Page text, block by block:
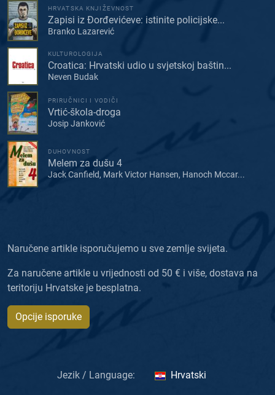
HRVATSKA KNJIŽEVNOST
Zapisi iz Đorđevićeve: istinite policijske...
Branko Lazarević
KULTUROLOGIJA
Croatica: Hrvatski udio u svjetskoj baštin...
Neven Budak
PRIRUČNICI I VODIČI
Vrtić-škola-droga
Josip Janković
DUHOVNOST
Melem za dušu 4
Jack Canfield, Mark Victor Hansen, Hanoch Mccar...
Naručene artikle isporučujemo u sve zemlje svijeta.
Za naručene artikle u vrijednosti od 50 € i više, dostava na
teritoriju Hrvatske je besplatna.
Opcije isporuke
Jezik / Language: Hrvatski